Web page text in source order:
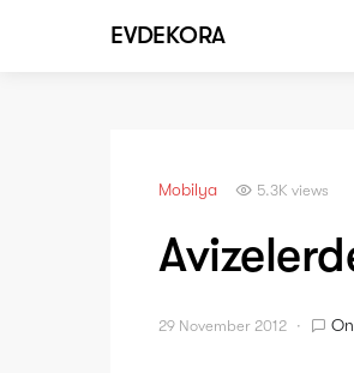
EVDEKORA
Mobilya 5.3K views
29 November 2012